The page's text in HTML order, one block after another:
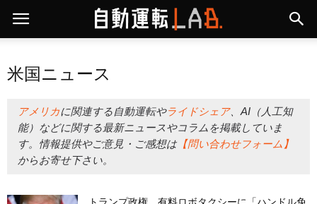
米国ニュース
アメリカに関連する自動運転やライドシェア、AI（人工知
能）などに関する最新ニュースやコラムを掲載していま
す。情報提供やご意見・ご感想は【問い合わせフォーム】
からお寄せ下さい。